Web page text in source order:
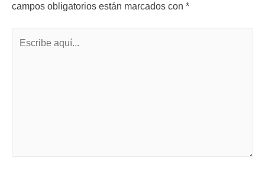
campos obligatorios están marcados con *